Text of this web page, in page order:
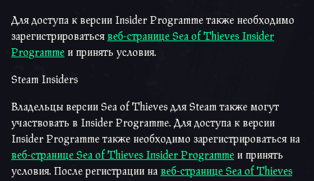
Для доступа к версии Insider Programme также необходимо
зарегистрироваться веб-странице Sea of Thieves Insider
Programme и принять условия.
Steam Insiders
Владельцы версии Sea of Thieves для Steam также могут
участвовать в Insider Programme. Для доступа к версии
Insider Programme также необходимо зарегистрироваться на
веб-странице Sea of Thieves Insider Programme и принять
условия. После регистрации на веб-странице Sea of Thieves